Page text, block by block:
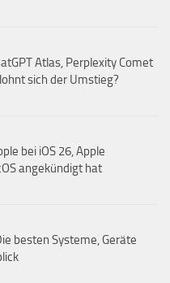
Atlas, Perplexity Comet
sich der Umstieg?
bei iOS 26, Apple
angekündigt hat
besten Systeme, Geräte